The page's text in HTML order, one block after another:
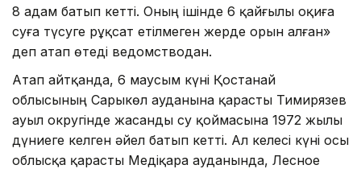
8 адам батып кетті. Оның ішінде 6 қайғылы оқиға
суға түсуге рұқсат етілмеген жерде орын алған»
деп атап өтеді ведомстводан.
Атап айтқанда, 6 маусым күні Қостанай
облысының Сарыкөл ауданына қарасты Тимирязев
ауыл округінде жасанды су қоймасына 1972 жылы
дүниеге келген әйел батып кетті. Ал келесі күні осы
облысқа қарасты Медіқара ауданында, Лесное